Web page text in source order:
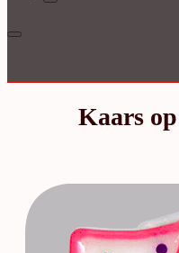
Kaars